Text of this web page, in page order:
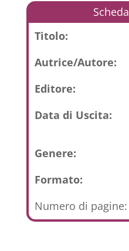
Titolo:
Autrice/Autore:
Editore:
Data di Uscita:
Genere:
Formato:
Numero di pagine: